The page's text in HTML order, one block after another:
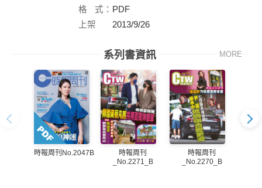
格
式： PDF
上架
2013/9/26
系列書資訊 MORE
時報周刊No.2047B
時報周刊
_No.2271_B
時報周刊
_No.2270_B